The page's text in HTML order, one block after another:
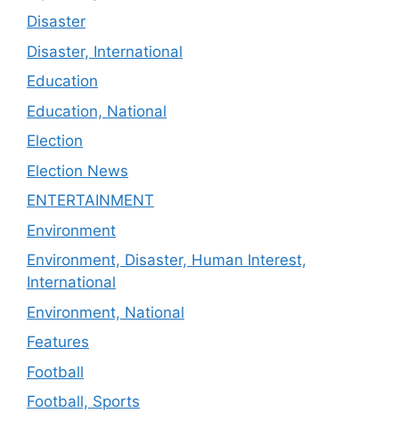
Disaster
Disaster, International
Education
Education, National
Election
Election News
ENTERTAINMENT
Environment
Environment, Disaster, Human Interest,
International
Environment, National
Features
Football
Football, Sports